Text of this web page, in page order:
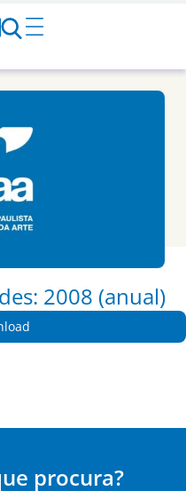
2008 (anual)
procura?